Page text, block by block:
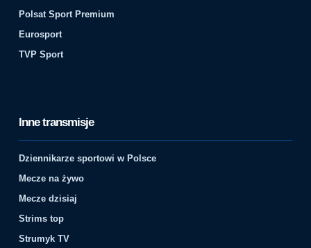
Polsat Sport Premium
Eurosport
TVP Sport
Inne transmisje
Dziennikarze sportowi w Polsce
Mecze na żywo
Mecze dzisiaj
Strims top
Strumyk TV